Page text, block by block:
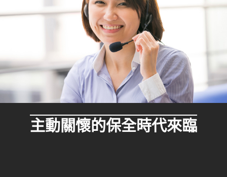
主動關懷的保全時代來臨